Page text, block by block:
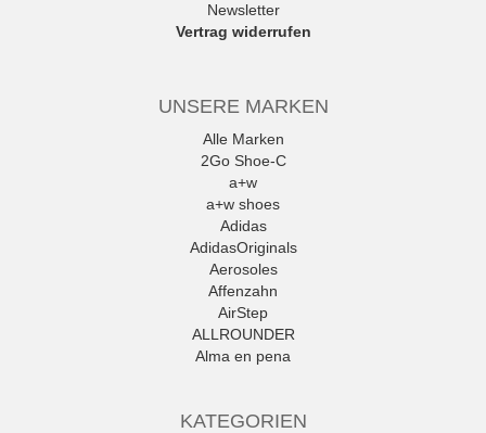
Newsletter
Vertrag widerrufen
UNSERE MARKEN
Alle Marken
2Go Shoe-C
a+w
a+w shoes
Adidas
AdidasOriginals
Aerosoles
Affenzahn
AirStep
ALLROUNDER
Alma en pena
Amani
KATEGORIEN